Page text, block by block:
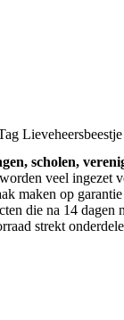
Lieveheersbeestje
scholen,
veel ingezet
maken op
die na 14 dagen
strekt